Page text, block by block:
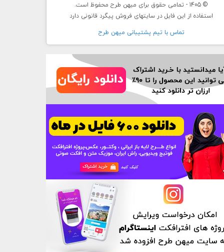
© 1405 - تمامی حقوق برای میهن طرح محفوظ است.
استفاده از این فایل در سایتهای فروش پیگرد قانونی دارد
تماس با تيم پشتيبانی ميهن طرح